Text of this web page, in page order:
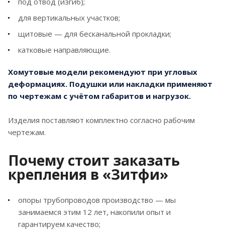
технологические линии на заводах;
ЖКХ-сети;
арматура АЭС;
газо- и нефтепроводы.
качественные комплектующие для
параметры и гарантию.
При монтаже линий применяют несколько
видов конструкций:
для вертикальных участков;
щитовые — для бесканальной прокладки;
катковые направляющие.
Хомутовые модели рекомендуют при угловых
деформациях. Подушки или накладки применяют
по чертежам с учётом габаритов и нагрузок.
Изделия поставляют комплектно согласно рабочим
чертежам.
Почему стоит заказать
крепления в «Зитфи»
опоры трубопроводов производство — мы
занимаемся этим 12 лет, накопили опыт и
гарантируем качество;